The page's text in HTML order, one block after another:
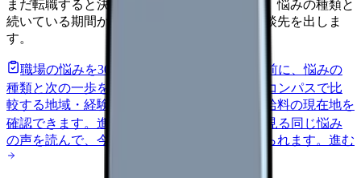
まだ転職すると決めていなくても大丈夫です。悩みの種類と
続いている期間から、次に見るべき記事と相談先を出しま
す。
職場の悩みを30秒で診断
辞めるべきか迷う前に、悩みの
種類と次の一歩を整理します。
給料コンパスで比
較する地域・経験年数・施設形態から、今の給料の現在地を
確認できます。 進む 匿名掲示板で本音を見る 同じ悩み
の声を読んで、今の職場だけの問題か確かめられます。 進む